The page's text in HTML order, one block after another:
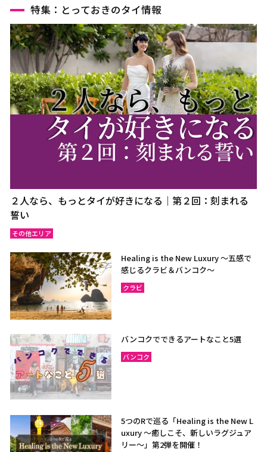
特集：とっておきのタイ情報
２人なら、もっとタイが好きになる｜第２回：刻まれる
誓い
その他エリア
Healing is the New Luxury ～五感で
感じるクラビ＆バンコク～
クラビ
バンコクでできるアートなこと5選
バンコク
5つのRで巡る「Healing is the New L
uxury ～癒しこそ、新しいラグジュア
リー〜」第2弾を開催！